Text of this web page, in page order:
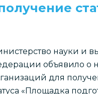
науки и
объявило о
для
«Площадка